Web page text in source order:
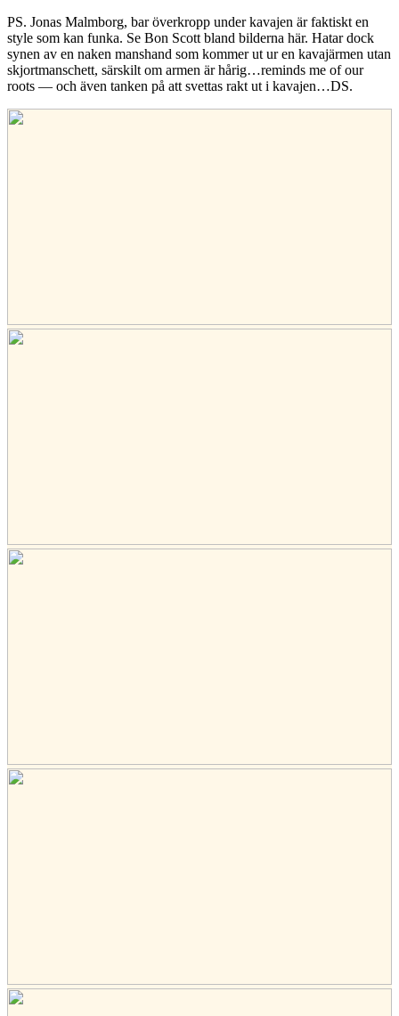
PS. Jonas Malmborg, bar överkropp under kavajen är faktiskt en
style som kan funka. Se Bon Scott bland bilderna här. Hatar dock
synen av en naken manshand som kommer ut ur en kavajärmen utan
skjortmanschett, särskilt om armen är hårig…reminds me of our
roots — och även tanken på att svettas rakt ut i kavajen…DS.